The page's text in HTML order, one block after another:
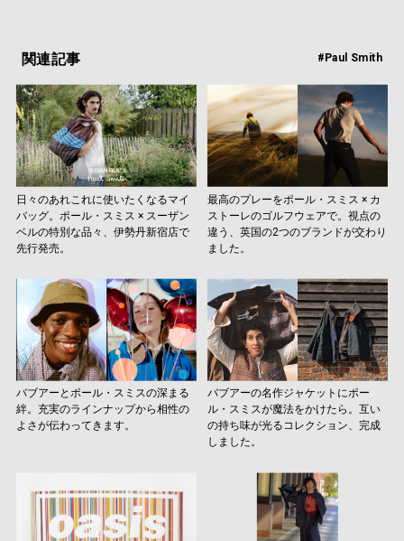
関連記事 #Paul Smith
日々のあれこれに使いたくなるマイ
バッグ。ポール・スミス × スーザン
ベルの特別な品々、伊勢丹新宿店で
先行発売。
最高のプレーをポール・スミス × カ
ストーレのゴルフウェアで。視点の
違う、英国の2つのブランドが交わり
ました。
バブアーとポール・スミスの深まる
絆。充実のラインナップから相性の
よさが伝わってきます。
バブアーの名作ジャケットにポー
ル・スミスが魔法をかけたら。互い
の持ち味が光るコレクション、完成
しました。